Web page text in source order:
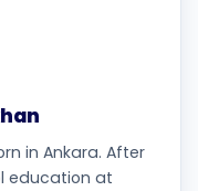
in Ankara. After
education at